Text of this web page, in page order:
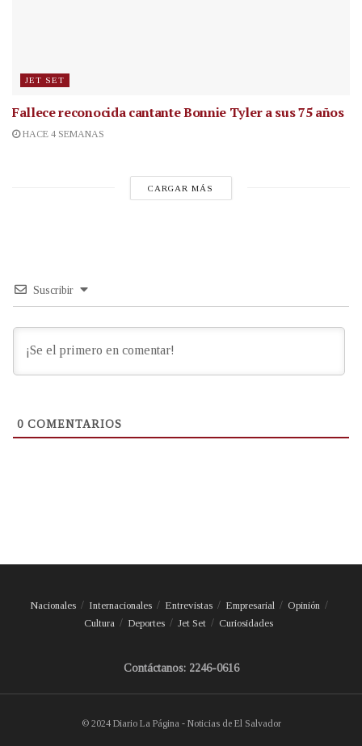
JET SET
Fallece reconocida cantanteBonnie Tyler a sus 75 años
HACE 4 SEMANAS
CARGAR MÁS
Suscribir
0 COMENTARIOS
Nacionales Internacionales Entrevistas Empresarial
Opinión
Cultura
Deportes Jet Set Curiosidades
Contáctanos: 2246-0616
© 2024 Diario La Página - Noticias de El Salvador